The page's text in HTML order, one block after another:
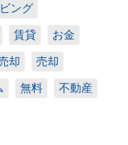
ング
賃貸 お金
却 売却
無料 不動産